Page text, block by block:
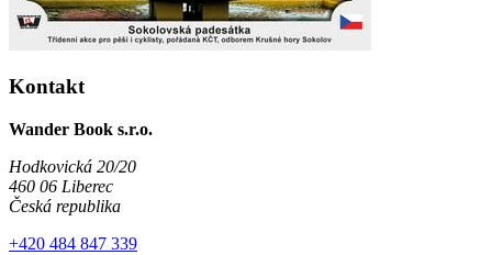
Kontakt
Wander Book s.r.o.
Hodkovická 20/20
460 06 Liberec
Česká republika
+420 484 847 339